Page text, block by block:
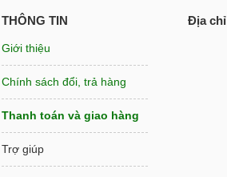
THÔNG TIN
Giới thiệu
Chính sách đổi, trả hàng
Thanh toán và giao hàng
Trợ giúp
Địa chỉ